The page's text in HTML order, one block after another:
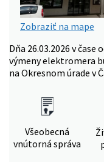
Zobraziť na mape
Dňa 26.03.2026 v čase
výmeny elektromera
na Okresnom úrade v
Všeobecná
vnútorná správa